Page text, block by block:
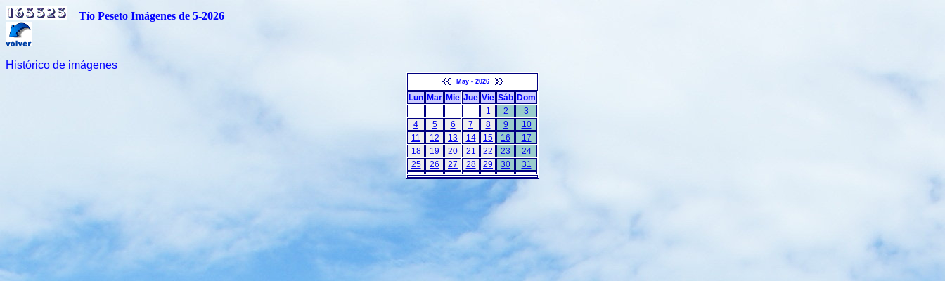
Tío Peseto Imágenes de 5-2026
Histórico de imágenes
May - 2026
Lun Mar Mie Jue Vie Sáb Dom
1
2
3
4
5 6 7 8 9
10
11
12 13 14 15 16
17
18
19 20 21 22 23
24
25
26 27 28 29 30 31